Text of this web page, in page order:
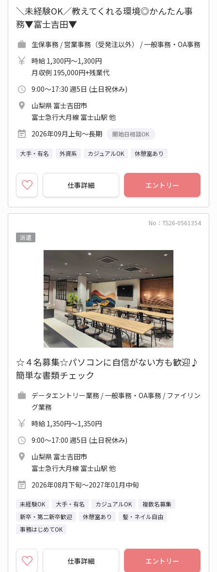
＼未経験OK／教えてくれる環境◎かんたん事
務▼富士吉田▼
生保事務 / 営業事務（受発注以外） / 一般事務・OA事務
時給 1,300円～1,300円
月収例 195,000円+残業代
9:00～17:30 週5日 (土日祝休み)
山梨県 富士吉田市
富士急行大月線 富士山駅 他
2026年09月上旬～長期
開始日相談OK
大手・有名 外資系 カジュアルOK 休憩室あり
仕事詳細 エントリー
No：TS26-0561354
派遣
☆４名募集☆パソコンに自信がない方も歓迎♪
簡単な書類チェック
データエントリー業務 / 一般事務・OA事務 / ファイリン
グ業務
時給 1,350円～1,350円
9:00～17:00 週5日 (土日祝休み)
山梨県 富士吉田市
富士急行大月線 富士山駅 他
2026年08月下旬～2027年01月中旬
未経験OK 大手・有名 カジュアルOK
複数名募集
新卒・第二新卒歓迎
休憩室あり
髪・ネイル自由
事務はじめてOK
仕事詳細 エントリー